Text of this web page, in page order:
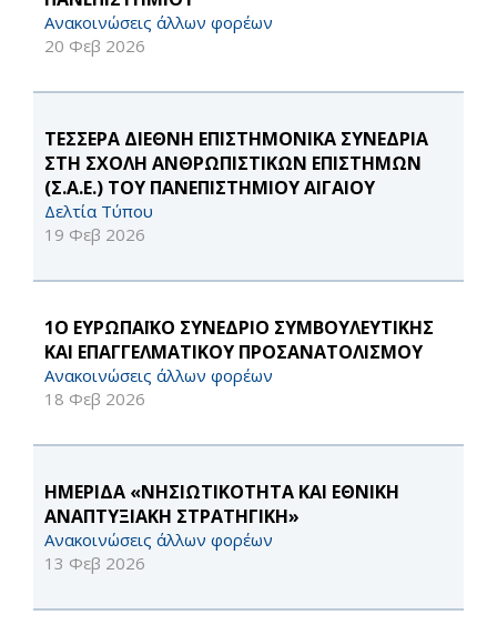
Ανακοινώσεις άλλων φορέων
20 Φεβ 2026
ΤΕΣΣΕΡΑ ΔΙΕΘΝΗ ΕΠΙΣΤΗΜΟΝΙΚΑ ΣΥΝΕΔΡΙΑ
ΣΤΗ ΣΧΟΛΗ ΑΝΘΡΩΠΙΣΤΙΚΩΝ ΕΠΙΣΤΗΜΩΝ
(Σ.Α.Ε.) ΤΟΥ ΠΑΝΕΠΙΣΤΗΜΙΟΥ ΑΙΓΑΙΟΥ
Δελτία Τύπου
19 Φεβ 2026
1Ο ΕΥΡΩΠΑΪΚΟ ΣΥΝΕΔΡΙΟ ΣΥΜΒΟΥΛΕΥΤΙΚΗΣ
ΚΑΙ ΕΠΑΓΓΕΛΜΑΤΙΚΟΥ ΠΡΟΣΑΝΑΤΟΛΙΣΜΟΥ
Ανακοινώσεις άλλων φορέων
18 Φεβ 2026
HΜΕΡΙΔΑ «ΝΗΣΙΩΤΙΚΟΤΗΤΑ ΚΑΙ ΕΘΝΙΚΗ
ΑΝΑΠΤΥΞΙΑΚΗ ΣΤΡΑΤΗΓΙΚΗ»
Ανακοινώσεις άλλων φορέων
13 Φεβ 2026